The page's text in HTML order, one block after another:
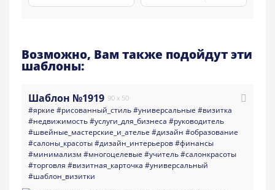
Возможно, Вам также подойдут эти
шаблоны:
Шаблон №1919 90 x 50
#яркие #рисованный_стиль#универсальные #визитка
#недвижимость#услуги_для_бизнеса #руководитель
#швейные_мастерские_и_ателье #дизайн #образование
#салоны_красоты#дизайн_интерьеров#финансы
#минимализм #многоцелевые #учитель#салонкрасоты
#торговля #визитная_карточка #универсальный
#шаблон_визитки